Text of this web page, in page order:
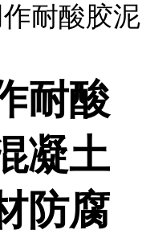
耐酸胶泥
耐酸
凝土
防腐